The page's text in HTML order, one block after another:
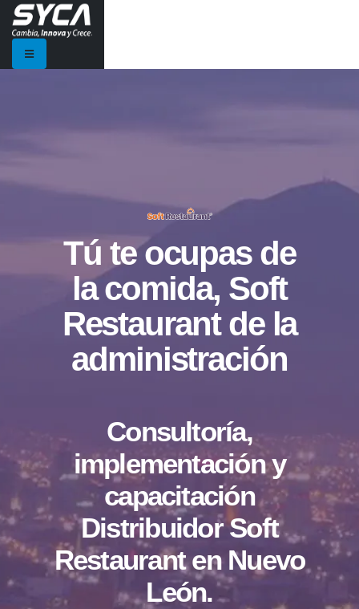
Tú te ocupas de
la comida, Soft
Restaurant de la
administración
Consultoría,
implementación y
capacitación
Distribuidor Soft
Restaurant en Nuevo
León.